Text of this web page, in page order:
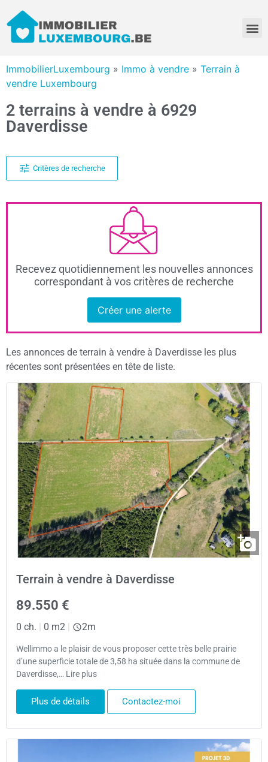
ImmobilierLuxembourg » Immo à vendre » Terrain à
vendre Luxembourg
2 terrains à vendre à 6929
Daverdisse
Critères de recherche
Recevez quotidiennement les nouvelles annonces
correspondant à vos critères de recherche
Créer une alerte
Les annonces de terrain à vendre à Daverdisse les plus
récentes sont présentées en tête de liste.
Terrain à vendre à Daverdisse
89.550 €
0 ch. | 0 m2 | 2m
Wellimmo a le plaisir de vous proposer cette très belle prairie
d’une superficie totale de 3,58 ha située dans la commune de
Daverdisse,… Lire plus
Plus de détails Contactez-moi